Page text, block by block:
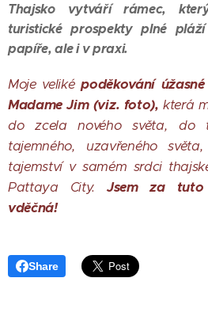
Thajsko vytváří rámec,
turistické prospekty plné
papíře, ale i v praxi.
Moje veliképoděkování
Madame Jim (viz. foto), která
do zcela nového světa, do
tajemného, uzavřeného
tajemství v samém srdci
Pattaya City. Jsem za tuto
vděčná!
Share